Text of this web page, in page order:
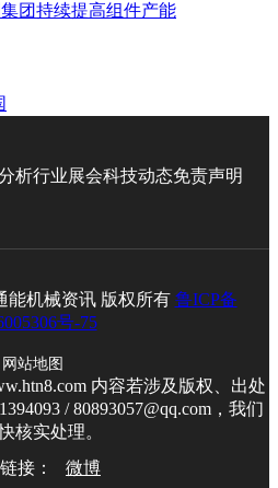
团持续提高组件产能
析行业展会科技动态免责声明
能机械资讯 版权所有 鲁ICP备
号-75
网站地图
内容若涉及版权、出处
/ 80893057@qq.com，我们
核实处理。
接：
微博